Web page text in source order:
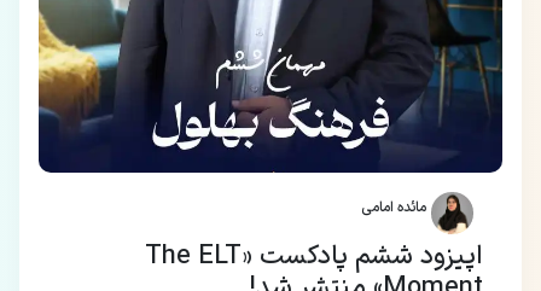
مائده امامی
اپیزود ششم پادکست «The ELT